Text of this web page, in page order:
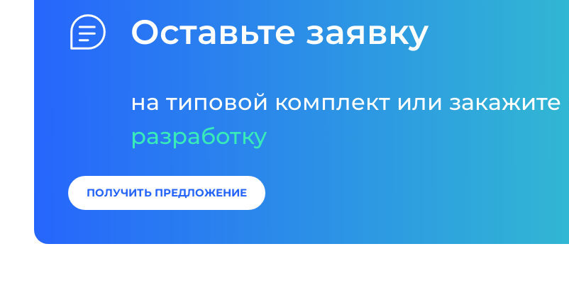
Оставьте заявку
на типовой комплект или закажите
разработку
ПОЛУЧИТЬ ПРЕДЛОЖЕНИЕ